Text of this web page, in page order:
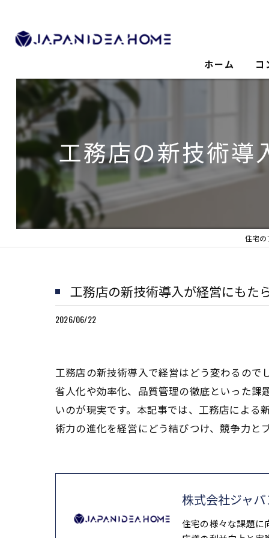
ホーム コ
工務店の新技術導
住宅の
工務店の新技術導入が経営にもた
2026/06/22
工務店の新技術導入で経営はどう変わるので
省人化や効率化、品質管理の徹底といった課
いのが現実です。本記事では、工務店によ
術力の進化を経営にどう結びつけ、競争力と
株式会社ジャ
住宅の様々な課題に